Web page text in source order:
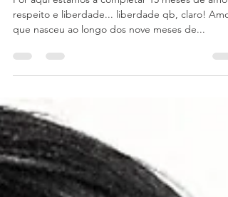
Por aqui estamos a completar 15 meses de amor,
que nasceu ao longo dos nove meses de...